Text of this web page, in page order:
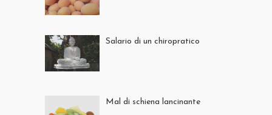
Salario di un chiropratico
Mal di schiena lancinante